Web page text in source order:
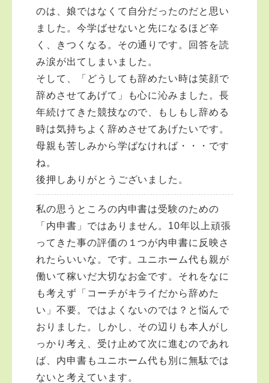
のは、娘ではなくて自分だったのだと思い
ました。今学ばせないと先になるほど辛
く、きつくなる。その通りです。回答を読
み涙が出てしまいました。
そして、「どうしても辞めたい時は笑顔で
辞めさせてあげて」も心に沁みました。長
年続けてきた競技なので、もしもし辞める
時は気持ちよく辞めさせてあげたいです。
母親も苦しみから学ばなければ・・・です
ね。
後押しありがとうございました。
私の思うところの内申書は受験のための
「内申書」ではありません。10年以上頑張
ってきた事の評価の１つが内申書に反映さ
れたらいいな。です。ユニホーム代も親が
働いて稼いだ大切なお金です。それをなに
も考えず「コーチがキライだから辞めた
い」不要。ではよくないのでは？と悩んで
おりました。しかし、その辺りも本人がし
っかり考え、受け止めて次に進むのであれ
ば、内申書もユニホーム代も別に無駄では
ないと考えています。